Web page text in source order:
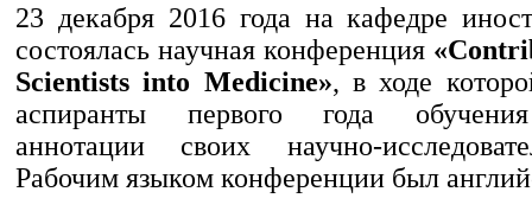
23 декабря 2016 года на кафедре
состоялась научная конференция
Scientists into Medicine», в ходе
аспиранты первого года
аннотации своих научно-
Рабочим языком конференции был